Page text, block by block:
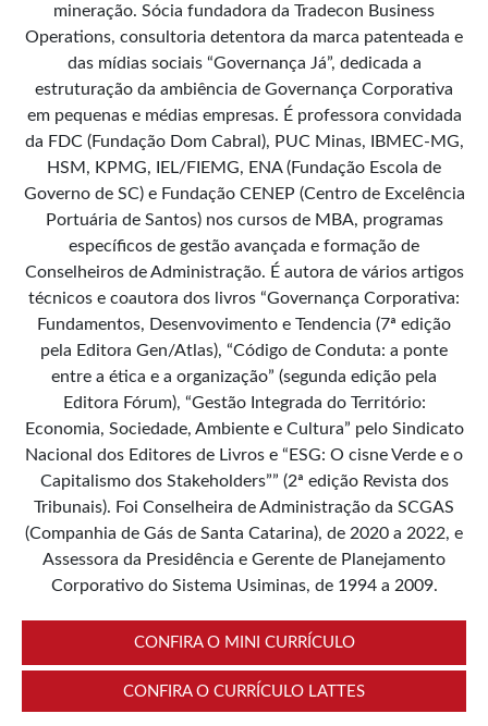
mineração. Sócia fundadora da Tradecon Business
Operations, consultoria detentora da marca patenteada e
das mídias sociais “Governança Já”, dedicada a
estruturação da ambiência de Governança Corporativa
em pequenas e médias empresas. É professora convidada
da FDC (Fundação Dom Cabral), PUC Minas, IBMEC-MG,
HSM, KPMG, IEL/FIEMG, ENA (Fundação Escola de
Governo de SC) e Fundação CENEP (Centro de Excelência
Portuária de Santos) nos cursos de MBA, programas
específicos de gestão avançada e formação de
Conselheiros de Administração. É autora de vários artigos
técnicos e coautora dos livros “Governança Corporativa:
Fundamentos, Desenvovimento e Tendencia (7ª edição
pela Editora Gen/Atlas), “Código de Conduta: a ponte
entre a ética e a organização” (segunda edição pela
Editora Fórum), “Gestão Integrada do Território:
Economia, Sociedade, Ambiente e Cultura” pelo Sindicato
Nacional dos Editores de Livros e “ESG: O cisne Verde e o
Capitalismo dos Stakeholders”” (2ª edição Revista dos
Tribunais). Foi Conselheira de Administração da SCGAS
(Companhia de Gás de Santa Catarina), de 2020 a 2022, e
Assessora da Presidência e Gerente de Planejamento
Corporativo do Sistema Usiminas, de 1994 a 2009.
CONFIRA O MINI CURRÍCULO
CONFIRA O CURRÍCULO LATTES